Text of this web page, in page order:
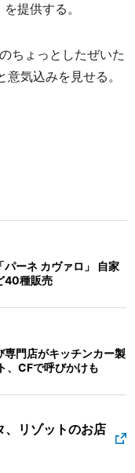
提供する。
ちょっとしたぜいた
気込みを見せる。
パーネ カヴァロ」 自家
40種販売
専門店がキッチンカー製
、CFで呼びかけも
、リゾットのお店